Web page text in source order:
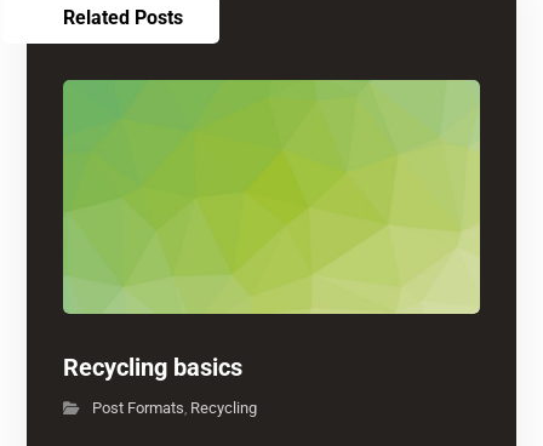
Related Posts
Recycling basics
Post Formats Recycling